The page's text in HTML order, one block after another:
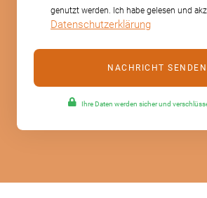
genutzt werden. Ich habe gelesen und
Datenschutzerklärung
Ihre Daten werden sicher und